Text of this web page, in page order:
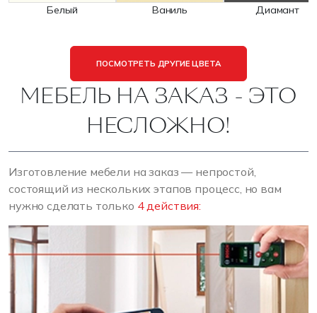
Белый Ваниль Диамант
ПОСМОТРЕТЬ ДРУГИЕ ЦВЕТА
МЕБЕЛЬ НА ЗАКАЗ - ЭТО
НЕСЛОЖНО!
Изготовление мебели на заказ — непростой,
состоящий из нескольких этапов процесс, но вам
нужно сделать только 4 действия: